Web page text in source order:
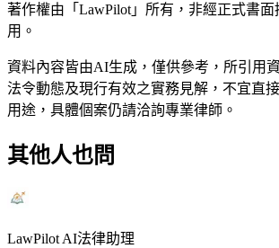
著作權由「LawPilot」所有，非經正式書
用。
資料內容皆由AI生成，僅供參考，所引用
法令動態及現行有效之實務見解，不宜直
用途，具體個案仍請洽詢專業律師。
其他人也問
LawPilot AI法律助理